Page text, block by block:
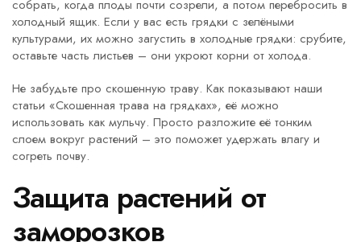
собрать, когда плоды почти созрели, а потом перебросить в
холодный ящик. Если у вас есть грядки с зелёными
культурами, их можно загустить в холодные грядки: срубите,
оставьте часть листьев – они укроют корни от холода.
Не забудьте про скошенную траву. Как показывают наши
статьи «Скошенная трава на грядках», её можно
использовать как мульчу. Просто разложите её тонким
слоем вокруг растений – это поможет удержать влагу и
согреть почву.
Защита растений от
заморозков